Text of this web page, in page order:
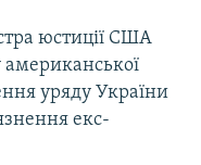
юстицiї США
уряду України
екс-